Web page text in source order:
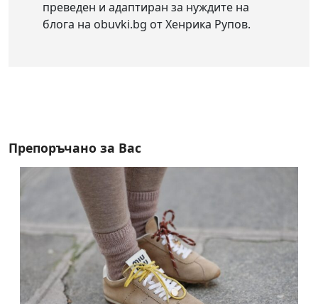
преведен и адаптиран за нуждите на
блога на obuvki.bg от Хенрика Рупов.
Препоръчано за Вас